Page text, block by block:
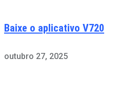
Baixe o aplicativo V720
outubro 27, 2025